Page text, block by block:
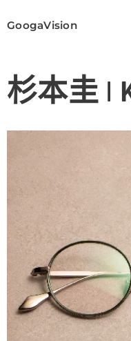
GoogaVision
杉本圭 |